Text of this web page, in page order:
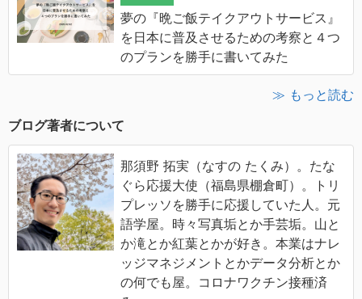
夢の『晩ご飯テイクアウトサービス』
を日本に普及させるための考察と４つ
のプランを勝手に書いてみた
≫ もっと読む
ブログ著者について
那須野 拓実（なすの たくみ）。たな
ぐら応援大使（福島県棚倉町）。トリ
プレッソを勝手に応援していた人。元
語学屋。時々写真垢とか手芸垢。山と
か滝とか紅葉とかが好き。本業はナレ
ッジマネジメントとかデータ分析とか
の何でも屋。コロナワクチン接種済